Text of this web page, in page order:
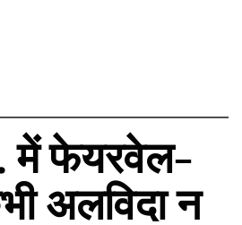
में फेयरवेल-
अलविदा न